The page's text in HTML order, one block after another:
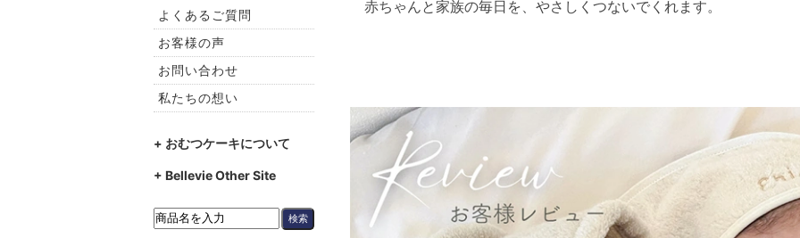
赤ちゃんと家族の毎日を、やさしくつないでくれます。
よくあるご質問
お客様の声
お問い合わせ
私たちの想い
+ おむつケーキについて
+ Bellevie Other Site